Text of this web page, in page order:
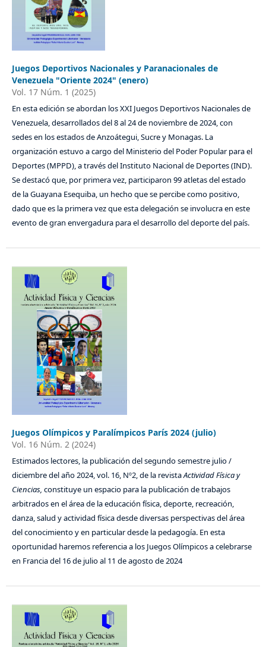
Juegos Deportivos Nacionales y Paranacionales de
Venezuela "Oriente 2024" (enero)
Vol. 17 Núm. 1 (2025)
En esta edición se abordan los XXI Juegos Deportivos Nacionales de
Venezuela, desarrollados del 8 al 24 de noviembre de 2024, con
sedes en los estados de Anzoátegui, Sucre y Monagas. La
organización estuvo a cargo del Ministerio del Poder Popular para el
Deportes (MPPD), a través del Instituto Nacional de Deportes (IND).
Se destacó que, por primera vez, participaron 99 atletas del estado
de la Guayana Esequiba, un hecho que se percibe como positivo,
dado que es la primera vez que esta delegación se involucra en este
evento de gran envergadura para el desarrollo del deporte del país.
Juegos Olímpicos y Paralímpicos París 2024 (julio)
Vol. 16 Núm. 2 (2024)
Estimados lectores, la publicación del segundo semestre julio /
diciembre del año 2024, vol. 16, Nº2, de la revistaActividad Física y
Ciencias, constituye un espacio para la publicación de trabajos
arbitrados en el área de la educación física, deporte, recreación,
danza, salud y actividad física desde diversas perspectivas del área
del conocimiento y en particular desde la pedagogía. En esta
oportunidad haremos referencia a los Juegos Olímpicos a celebrarse
en Francia del 16 de julio al 11 de agosto de 2024